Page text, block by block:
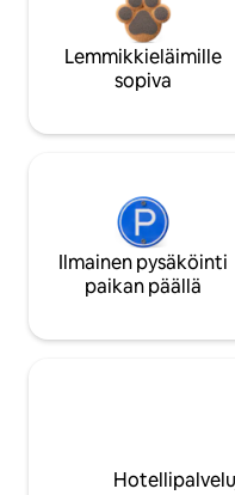
Lemmikkieläimille
sopiva
Ilmainen pysäköinti
paikan päällä